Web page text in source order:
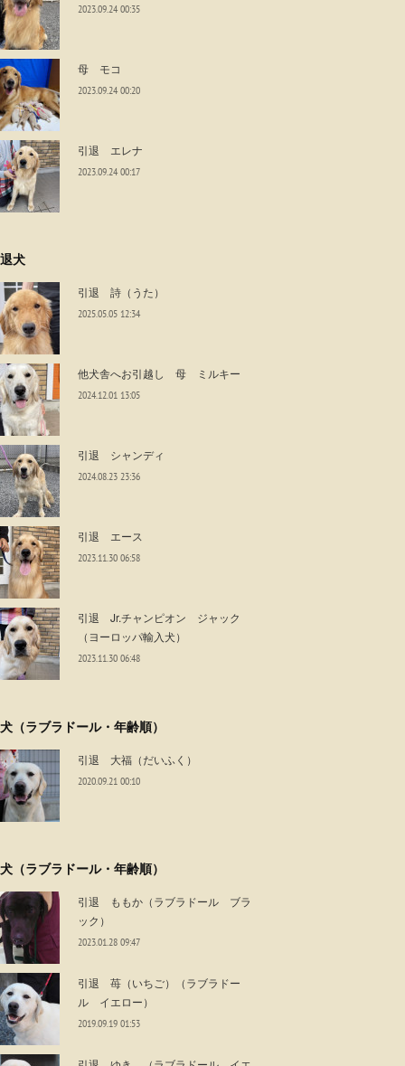
2023.09.24 00:35
母 モコ
2023.09.24 00:20
引退 エレナ
2023.09.24 00:17
犬
引退 詩（うた）
2025.05.05 12:34
他犬舎へお引越し 母 ミルキー
2024.12.01 13:05
引退 シャンディ
2024.08.23 23:36
引退 エース
2023.11.30 06:58
引退 Jr.チャンピオン ジャック
（ヨーロッパ輸入犬）
2023.11.30 06:48
（ラブラドール・年齢順）
引退 大福（だいふく）
2020.09.21 00:10
（ラブラドール・年齢順）
引退 ももか（ラブラドール ブラ
ック）
2023.01.28 09:47
引退 苺（いちご）（ラブラドー
ル イエロー）
2019.09.19 01:53